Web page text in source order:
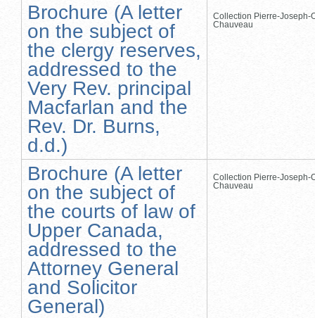
Brochure (A letter
on the subject of
the clergy reserves,
addressed to the
Very Rev. principal
Macfarlan and the
Rev. Dr. Burns,
d.d.)
Collection Pierre-Joseph-
Chauveau
Brochure (A letter
on the subject of
the courts of law of
Upper Canada,
addressed to the
Attorney General
and Solicitor
General)
Collection Pierre-Joseph-
Chauveau